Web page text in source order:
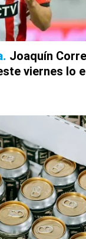
Joaquín
viernes lo